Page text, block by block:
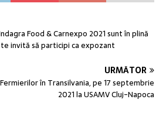
Food & Carnexpo 2021 sunt în plină
invită să participi ca expozant
URMĂTOR
în Transilvania, pe 17 septembrie
2021 la USAMV Cluj-Napoca